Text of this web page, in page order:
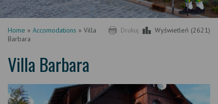
Drukuj Wyświetleń (2621)
Home » Accomodations » Villa
Barbara
Villa Barbara